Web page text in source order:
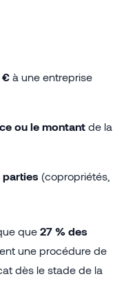
€ à une entreprise
ou le montant de la
(copropriétés,
que 27 % des
une procédure de
dès le stade de la